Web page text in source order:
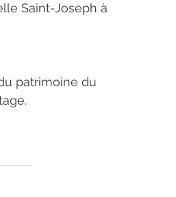
Saint-Joseph à
patrimoine du